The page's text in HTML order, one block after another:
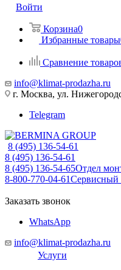
Войти
Корзина0
Избранные товары
Сравнение
info@klimat-prodazha.ru
г. Москва, ул.
Telegram
8 (495) 136-54-61
8 (495) 136-54-61
8 (495) 136-54-65Отдел
8-800-770-04-61Сервисный
Заказать звонок
WhatsApp
info@klimat-prodazha.ru
Услуги